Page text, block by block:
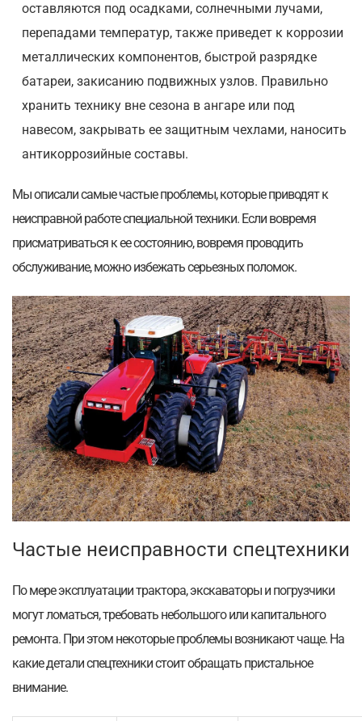
оставляются под осадками, солнечными лучами,
перепадами температур, также приведет к коррозии
металлических компонентов, быстрой разрядке
батареи, закисанию подвижных узлов. Правильно
хранить технику вне сезона в ангаре или под
навесом, закрывать ее защитным чехлами, наносить
антикоррозийные составы.
Мы описали самые частые проблемы, которые приводят к
неисправной работе специальной техники. Если вовремя
присматриваться к ее состоянию, вовремя проводить
обслуживание, можно избежать серьезных поломок.
Частые неисправности спецтехники
По мере эксплуатации трактора, экскаваторы и погрузчики
могут ломаться, требовать небольшого или капитального
ремонта. При этом некоторые проблемы возникают чаще. На
какие детали спецтехники стоит обращать пристальное
внимание.